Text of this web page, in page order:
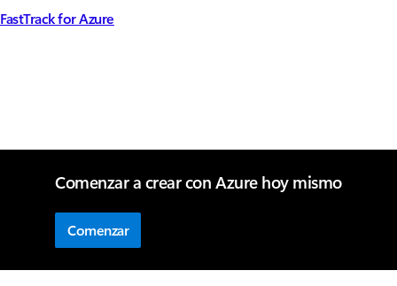
FastTrack for Azure
Comenzar a crear con Azure hoy mismo
Comenzar